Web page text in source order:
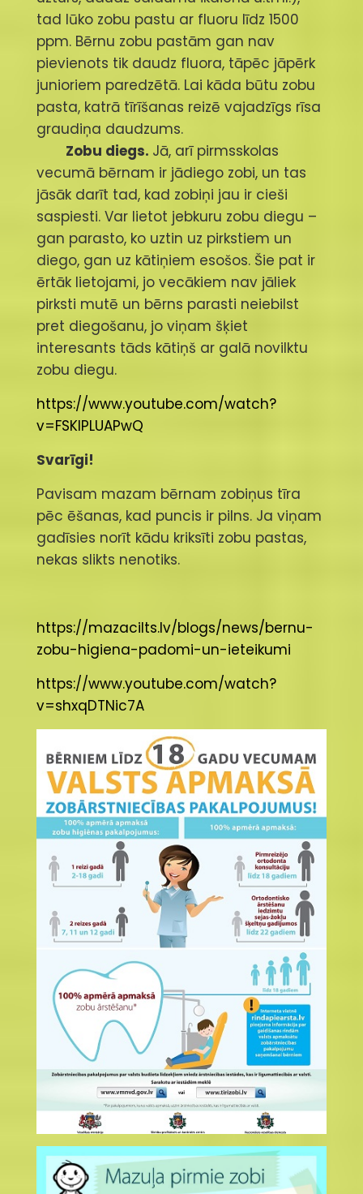
tad lūko zobu pastu ar fluoru līdz 1500
ppm. Bērnu zobu pastām gan nav
pievienots tik daudz fluora, tāpēc jāpērk
junioriem paredzētā. Lai kāda būtu zobu
pasta, katrā tīrīšanas reizē vajadzīgs rīsa
graudiņa daudzums.
Zobu diegs. Jā, arī pirmsskolas
vecumā bērnam ir jādiego zobi, un tas
jāsāk darīt tad, kad zobiņi jau ir cieši
saspiesti. Var lietot jebkuru zobu diegu –
gan parasto, ko uztin uz pirkstiem un
diego, gan uz kātiņiem esošos. Šie pat ir
ērtāk lietojami, jo vecākiem nav jāliek
pirksti mutē un bērns parasti neiebilst
pret diegošanu, jo viņam šķiet
interesants tāds kātiņš ar galā novilktu
zobu diegu.
https://www.youtube.com/watch?
v=FSKlPLUAPwQ
Svarīgi!
Pavisam mazam bērnam zobiņus tīra
pēc ēšanas, kad puncis ir pilns. Ja viņam
gadīsies norīt kādu kriksīti zobu pastas,
nekas slikts nenotiks.
https://mazacilts.lv/blogs/news/bernu-
zobu-higiena-padomi-un-ieteikumi
https://www.youtube.com/watch?
v=shxqDTNic7A